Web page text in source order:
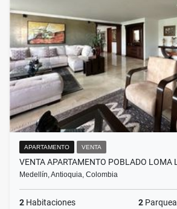
APARTAMENTO VENTA
VENTA APARTAMENTO POBLADO LOMA
Medellín, Antioquia, Colombia
2 Habitaciones 2